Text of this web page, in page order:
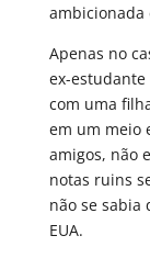
ambicionada
Apenas no
ex-
com uma
em um meio
amigos, não
notas ruins
não se sabia
EUA.